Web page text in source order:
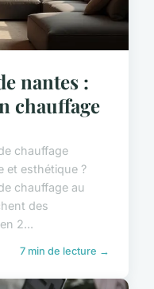
nantes :
chauffage
chauffage
et esthétique ?
chauffage au
des
2...
7 min de lecture →